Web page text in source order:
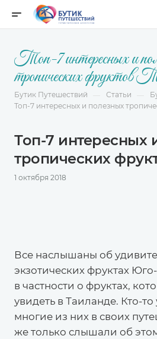
Топ-7 интересных и
тропических фруктов
Бутик Путешествий Статьи
Топ-7 интересных и полезных
Топ-7 интересных
тропических
1 октября 2018
Все наслышаны об
экзотических фруктах
в частности о фруктах,
увидеть в Таиланде. Кто-
многие из них в своих
же только слышали об